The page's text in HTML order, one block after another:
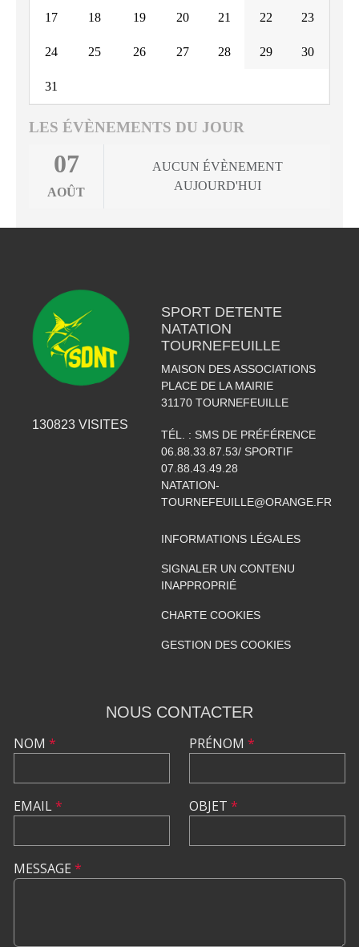
17 18 19 20 21 22 23
24 25 26 27 28 29 30
31
LES ÉVÈNEMENTS DU JOUR
07
AOÛT
AUCUN ÉVÈNEMENT
AUJOURD'HUI
130823 VISITES
SPORT DETENTE
NATATION
TOURNEFEUILLE
MAISON DES ASSOCIATIONS
PLACE DE LA MAIRIE
31170 TOURNEFEUILLE
TÉL. : SMS DE PRÉFÉRENCE
06.88.33.87.53/ SPORTIF
07.88.43.49.28
NATATION-
TOURNEFEUILLE@ORANGE.FR
INFORMATIONS LÉGALES
SIGNALER UN CONTENU
INAPPROPRIÉ
CHARTE COOKIES
GESTION DES COOKIES
NOUS CONTACTER
NOM *
EMAIL*
PRÉNOM *
OBJET *
MESSAGE *